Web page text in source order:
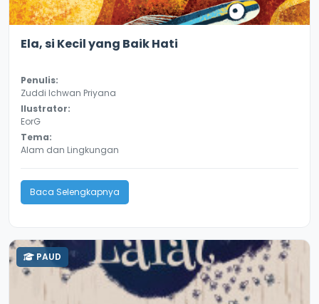
Ela, si Kecil yang Baik Hati
Penulis:
Zuddi Ichwan Priyana
Ilustrator:
EorG
Tema:
Alam dan Lingkungan
Baca Selengkapnya
PAUD